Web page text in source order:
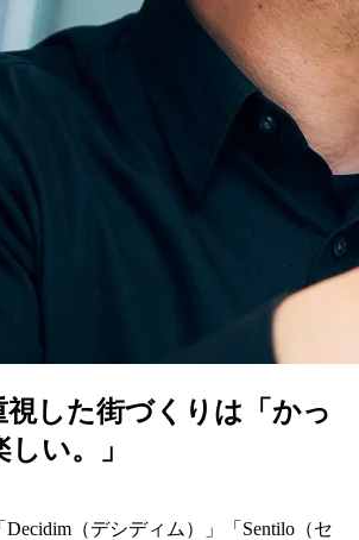
視した街づくりは「かっ
い。」
（デシディム）」「Sentilo（セ